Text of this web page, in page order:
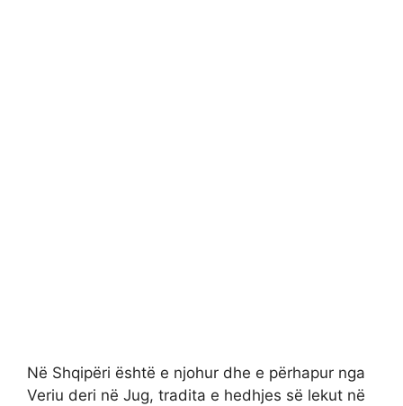
Në Shqipëri është e njohur dhe e përhapur nga
Veriu deri në Jug, tradita e hedhjes së lekut në